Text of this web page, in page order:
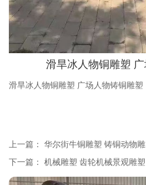
滑旱冰人物铜雕塑
滑旱冰人物铜雕塑 广场人物铸铜雕塑
上一篇： 华尔街牛铜雕塑 铸铜动物
下一篇： 机械雕塑 齿轮机械景观雕